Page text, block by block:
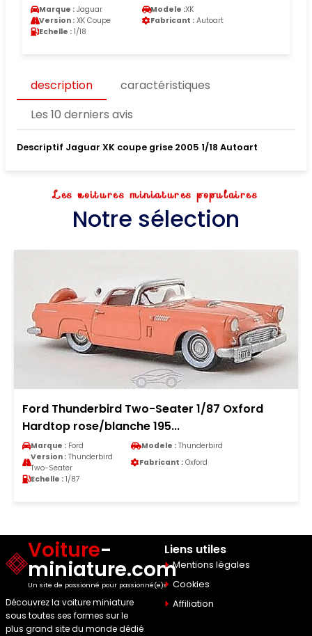
Marque : Jaguar Modele :XK
Version : XK Coupe Fabricant : Autoart
Echelle : 1/18
description
caractéristiques
Les 10 derniers avis
Descriptif Jaguar XK coupe grise 2005 1/18 Autoart
Les voitures miniatures populaires
Notre sélection
Ford Thunderbird Two-Seater 1/87 Oxford
Hardtop rose/blanche 195...
Marque : Ford Modele : Thunderbird
Version : Thunderbird
Two-Seater
Fabricant : Oxford
Echelle : 1/87
Voiture-
miniature.com
Un site de passionné pour passionné(e)s
Découvrez la voiture miniature
sous toutes ses formes sur le
plus grand site du monde dédié
Liens utiles
Mentions légales
Cookies
Affiliation